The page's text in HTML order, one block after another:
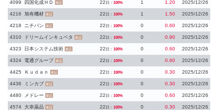
4099 四国化成ＨＤ 東証 22 日： 100% 1 1.20 2025/12/26
4216 旭有機材 東証 22 日： 100% 1 1.50 2025/12/26
4218 ニチバン 東証 22 日： 100% 0 0.60 2025/12/26
4310 ドリームインキュベタ 東証 22 日： 100% 0 0.90 2025/12/26
4323 日本システム技術 東証 22 日： 100% 0 0.60 2025/12/26
4324 電通グループ 東証 22 日： 100% 0 0.60 2025/12/26
4425 Ｋｕｄａｎ 東証 22 日： 100% 0 0.30 2025/12/26
4436 ミンカブ 東証 22 日： 100% 0 0.30 2025/12/26
4480 メドレー 東証 22 日： 100% 0 0.60 2025/12/26
4574 大幸薬品 東証 22 日： 100% 0 0.30 2025/12/26